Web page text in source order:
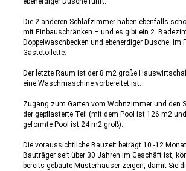
Die 2 anderen Schlafzimmer haben ebenfalls
mit Einbauschränken – und es gibt ein 2.
Doppelwaschbecken und ebenerdiger Dusche. Im
Gastetoilette.
Der letzte Raum ist der 8 m2 große
eine Waschmaschine vorbereitet ist.
Zugang zum Garten vom Wohnzimmer und den
der gepflasterte Teil (mit dem Pool ist 126 m2
geformte Pool ist 24 m2 groß).
Die voraussichtliche Bauzeit beträgt 10 -12
Bauträger seit über 30 Jahren im Geschäft ist,
bereits gebaute Musterhäuser zeigen, damit Sie